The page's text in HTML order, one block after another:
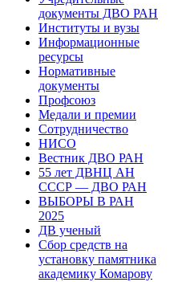
документы ДВО РАН
Институты и вузы
Информационные
ресурсы
Нормативные
документы
Профсоюз
Медали и премии
Сотрудничество
НИСО
Вестник ДВО РАН
55 лет ДВНЦ АН
СССР — ДВО РАН
ВЫБОРЫ В РАН
2025
ДВ ученый
Сбор средств на
установку памятника
академику Комарову